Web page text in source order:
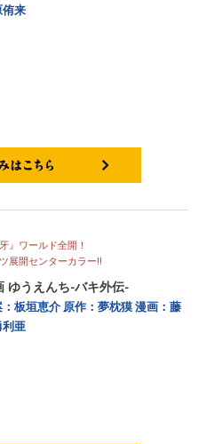
来
牙』ワールド全開！
展開センターカラー‼
ゆうえんち-バキ外伝-
：板垣恵介 原作：夢枕獏漫画：藤
利亜